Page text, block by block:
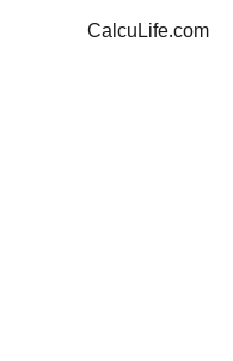
CalcuLife.com